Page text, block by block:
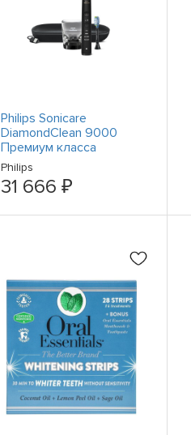
Philips Sonicare
DiamondClean 9000
Премиум класса
HX9913/18 schwarz
#2879130
Philips
31 666 ₽